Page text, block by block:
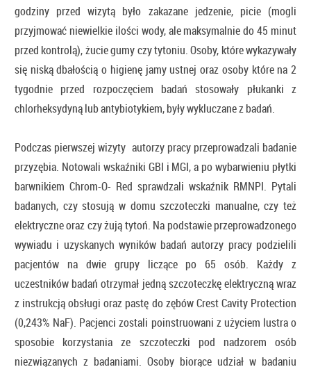
godziny przed wizytą było zakazane jedzenie, picie (mogli
przyjmować niewielkie ilości wody, ale maksymalnie do 45 minut
przed kontrolą), żucie gumy czy tytoniu. Osoby, które wykazywały
się niską dbałością o higienę jamy ustnej oraz osoby które na 2
tygodnie przed rozpoczęciem badań stosowały płukanki z
chlorheksydyną lub antybiotykiem, były wykluczane z badań.
Podczas pierwszej wizyty autorzy pracy przeprowadzali badanie
przyzębia. Notowali wskaźniki GBI i MGI, a po wybarwieniu płytki
barwnikiem Chrom-O- Red sprawdzali wskaźnik RMNPI. Pytali
badanych, czy stosują w domu szczoteczki manualne, czy też
elektryczne oraz czy żują tytoń. Na podstawie przeprowadzonego
wywiadu i uzyskanych wyników badań autorzy pracy podzielili
pacjentów na dwie grupy liczące po 65 osób. Każdy z
uczestników badań otrzymał jedną szczoteczkę elektryczną wraz
z instrukcją obsługi oraz pastę do zębów Crest Cavity Protection
(0,243% NaF). Pacjenci zostali poinstruowani z użyciem lustra o
sposobie korzystania ze szczoteczki pod nadzorem osób
niezwiązanych z badaniami. Osoby biorące udział w badaniu